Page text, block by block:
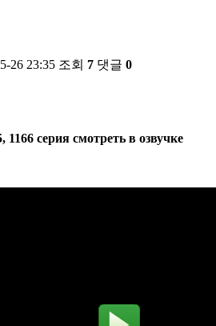
26 23:35 조회 7 댓글 0
1166 серия смотреть в озвучке